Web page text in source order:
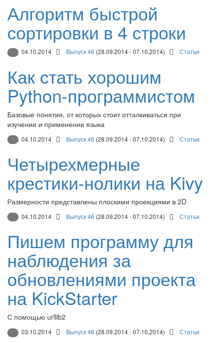
Алгоритм быстрой
сортировки в 4 строки
04.10.2014 Выпуск 46 (28.09.2014 - 07.10.2014) Статьи
Как стать хорошим
Python-программистом
Базовые понятия, от которых стоит отталкиваться при
изучении и применении языка
04.10.2014 Выпуск 46 (28.09.2014 - 07.10.2014) Статьи
Четырехмерные
крестики-нолики на Kivy
Размерности представлены плоскими проекциями в 2D
04.10.2014 Выпуск 46 (28.09.2014 - 07.10.2014) Статьи
Пишем программу для
наблюдения за
обновлениями проекта
на KickStarter
С помощью urllib2
03.10.2014 Выпуск 46 (28.09.2014 - 07.10.2014) Статьи